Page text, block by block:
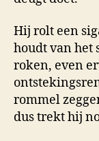
Hij rolt een
houdt van het
roken, even
rommel
dus trekt hij